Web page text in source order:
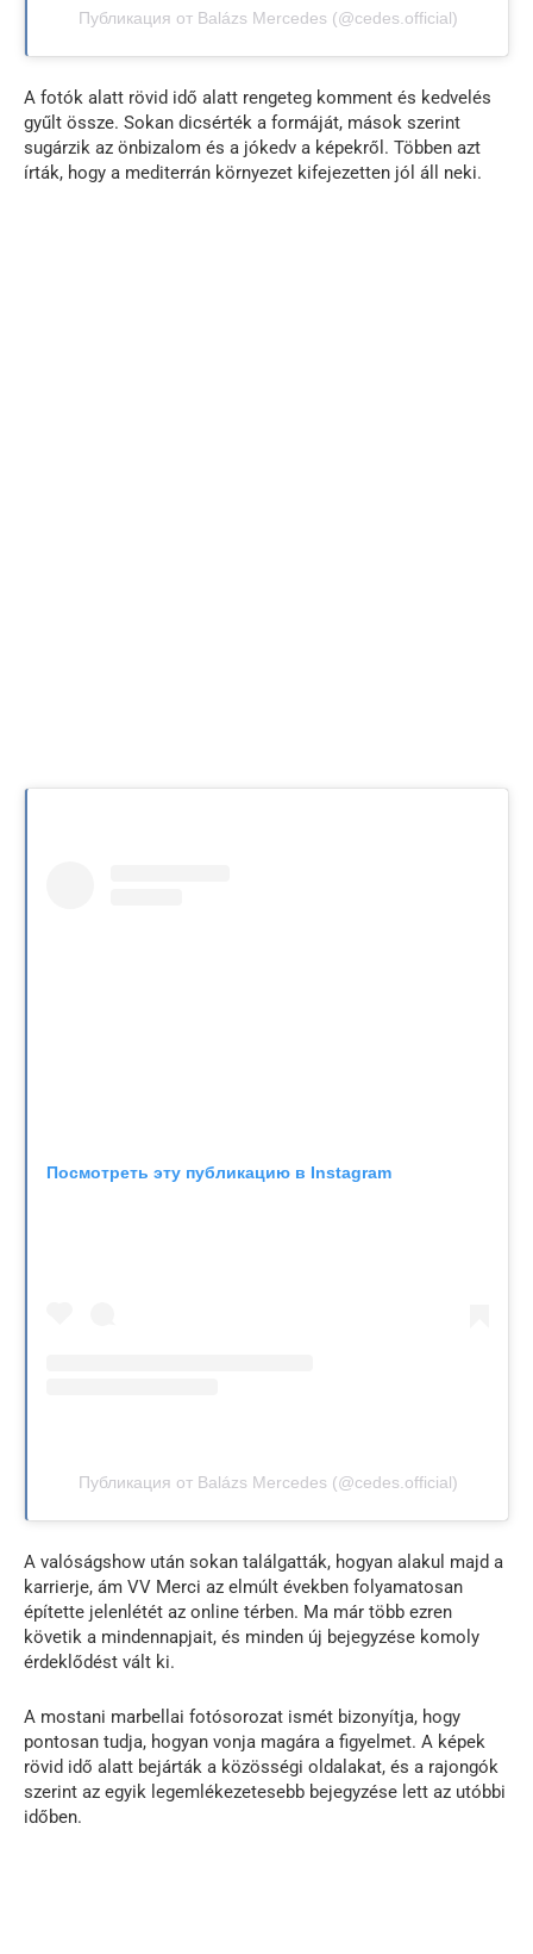
Публикация от Balázs Mercedes (@cedes.official)
A fotók alatt rövid idő alatt rengeteg komment és kedvelés
gyűlt össze. Sokan dicsérték a formáját, mások szerint
sugárzik az önbizalom és a jókedv a képekről. Többen azt
írták, hogy a mediterrán környezet kifejezetten jól áll neki.
Посмотреть эту публикацию в Instagram
Публикация от Balázs Mercedes (@cedes.official)
A valóságshow után sokan találgatták, hogyan alakul majd a
karrierje, ám VV Merci az elmúlt években folyamatosan
építette jelenlétét az online térben. Ma már több ezren
követik a mindennapjait, és minden új bejegyzése komoly
érdeklődést vált ki.
A mostani marbellai fotósorozat ismét bizonyítja, hogy
pontosan tudja, hogyan vonja magára a figyelmet. A képek
rövid idő alatt bejárták a közösségi oldalakat, és a rajongók
szerint az egyik legemlékezetesebb bejegyzése lett az utóbbi
időben.